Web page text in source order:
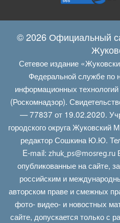
© 2026 Официальный
Сетевое издание
Федеральной службе по
информационных
(Роскомнадзор).
— 77837 от 19.02.2020.
городского округа Жуковский
редактор Сошкина Ю.Ю.
E‑mail: zhuk_ps@mosreg.ru
опубликованные на сайте,
российским и
авторском праве и смежных
фото- видео- и новостных
сайте, допускается только с